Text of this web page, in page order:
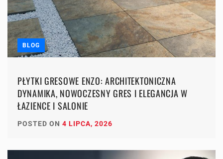
BLOG
PŁYTKI GRESOWE ENZO: ARCHITEKTONICZNA
DYNAMIKA, NOWOCZESNY GRES I ELEGANCJA W
ŁAZIENCE I SALONIE
POSTED ON 4 LIPCA, 2026